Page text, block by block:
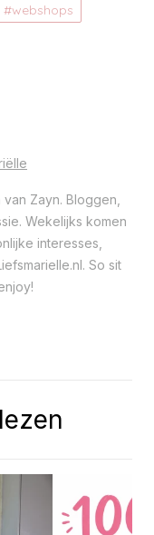
webshops
Zayn. Bloggen,
Wekelijks komen
interesses,
So sit